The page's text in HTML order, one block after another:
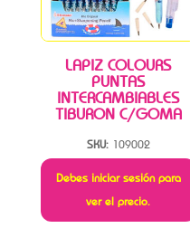
LAPIZ COLOURS
PUNTAS
INTERCAMBIABLES
TIBURON C/GOMA
SKU: 109002
Debes iniciar sesión para
ver el precio.